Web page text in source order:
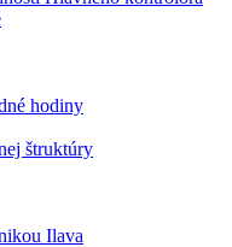
hodiny
štruktúry
Ilava